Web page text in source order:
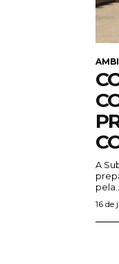
A
pela...
16 de